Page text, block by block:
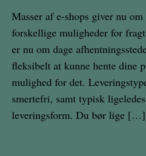
Masser af e-shops giver nu
forskellige muligheder for
er nu om dage
fleksibelt at kunne hente dine
mulighed for det.
smertefri, samt typisk
leveringsform. Du bør lige […]